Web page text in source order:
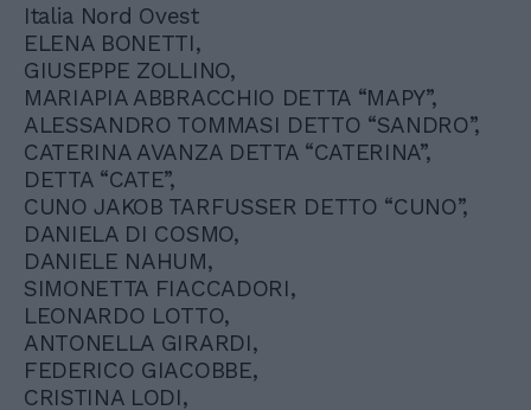
Italia Nord Ovest
ELENA BONETTI,
GIUSEPPE ZOLLINO,
MARIAPIA ABBRACCHIO DETTA “MAPY”,
ALESSANDRO TOMMASI DETTO “SANDRO”,
CATERINA AVANZA DETTA “CATERINA”,
DETTA “CATE”,
CUNO JAKOB TARFUSSER DETTO “CUNO”,
DANIELA DI COSMO,
DANIELE NAHUM,
SIMONETTA FIACCADORI,
LEONARDO LOTTO,
ANTONELLA GIRARDI,
FEDERICO GIACOBBE,
CRISTINA LODI,